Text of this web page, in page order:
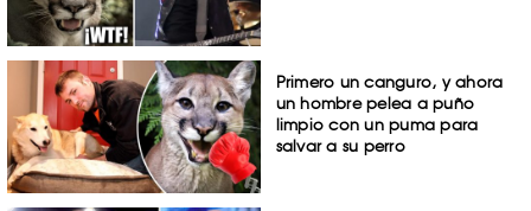
Primero un canguro, y ahora
un hombre pelea a puño
limpio con un puma para
salvar a su perro